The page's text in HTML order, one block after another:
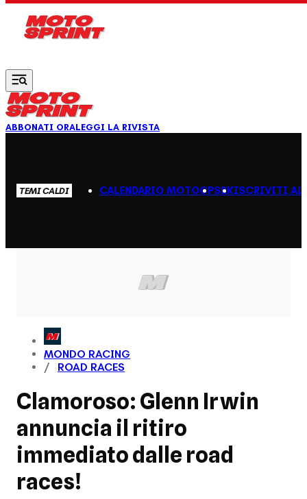
ABBONATI ORALEGGI LA RIVISTA
TEMI CALDI CALENDARIO MOTOGPSBKISCRIVITI AL
MONDO RACING
ROAD RACES
Clamoroso: Glenn Irwin
annuncia il ritiro
immediato dalle road
races!